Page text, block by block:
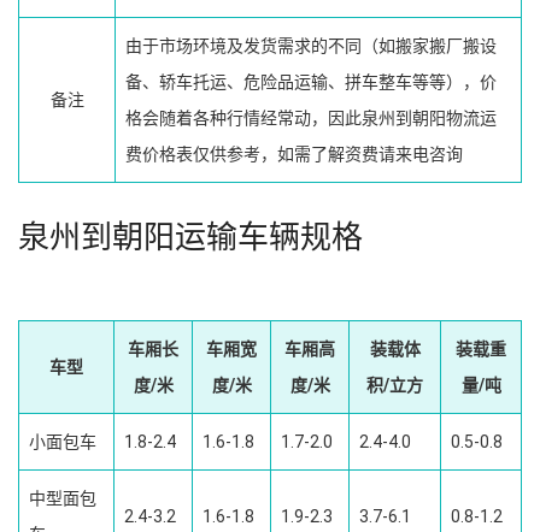
备注
由于市场环境及发货需求的不同（如搬家搬厂搬设
备、轿车托运、危险品运输、拼车整车等等），价
格会随着各种行情经常动，因此泉州到朝阳物流运
费价格表仅供参考，如需了解资费请来电咨询
泉州到朝阳运输车辆规格
车型
车厢长
度/米
车厢宽
度/米
车厢高
度/米
装载体
积/立方
装载重
量/吨
小面包车 1.8-2.4 1.6-1.8 1.7-2.0 2.4-4.0 0.5-0.8
中型面包
2.4-3.2 1.6-1.8 1.9-2.3 3.7-6.1 0.8-1.2